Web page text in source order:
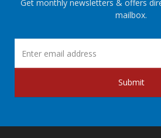
Get monthly newsletters & offers
mailbox.
Submit